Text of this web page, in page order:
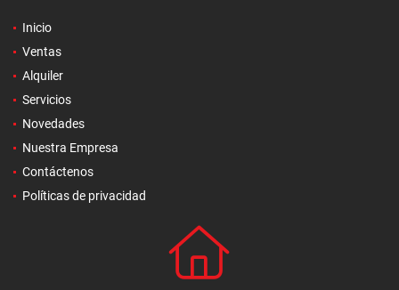
Inicio
Ventas
Alquiler
Servicios
Novedades
Nuestra Empresa
Contáctenos
Políticas de privacidad